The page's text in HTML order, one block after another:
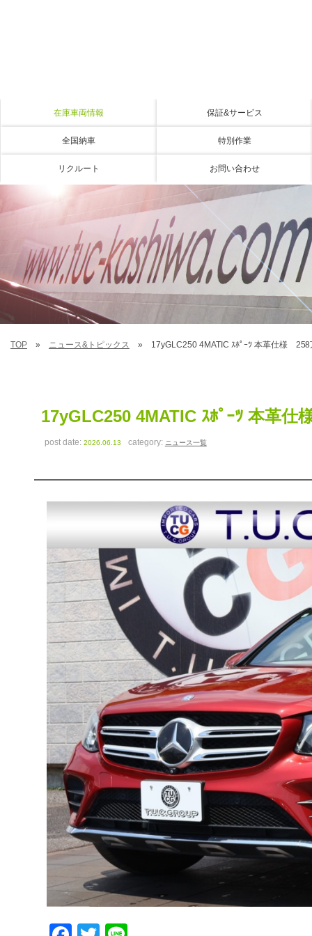
在庫車両情報 保証&サービス
全国納車 特別作業
リクルート お問い合わせ
TOP ニュース&トピックス 17yGLC250 4MATIC ｽﾎﾟｰﾂ 本革仕様
17yGLC250 4MATIC ｽﾎﾟｰﾂ 本革
post date:2026.06.13 category: ニュース一覧